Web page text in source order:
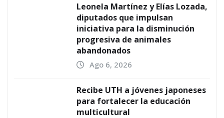
Leonela Martínez y Elías Lozada,
diputados que impulsan
iniciativa para la disminución
progresiva de animales
abandonados
Ago 6, 2026
Recibe UTH a jóvenes japoneses
para fortalecer la educación
multicultural